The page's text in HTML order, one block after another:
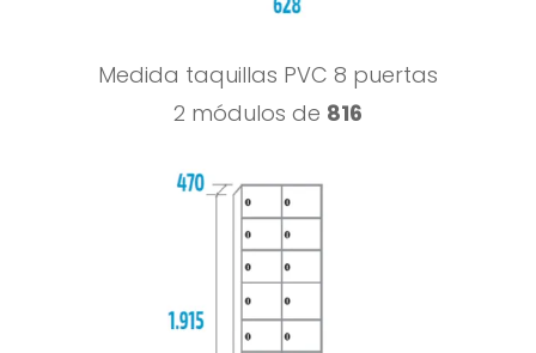
Medida taquillas PVC 8 puertas
2 módulos de 816